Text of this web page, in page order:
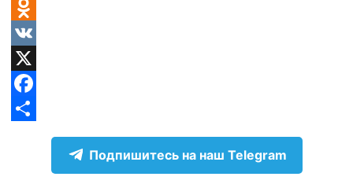
T
e
e
g
O
d
n
o
V
KX
F
Подпишитесь на наш Telegram